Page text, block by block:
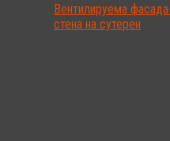
Вентилируема
стена на сутерен